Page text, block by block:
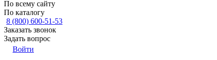
По всему сайту
По каталогу
8 (800) 600-51-53
Заказать звонок
Задать вопрос
Войти